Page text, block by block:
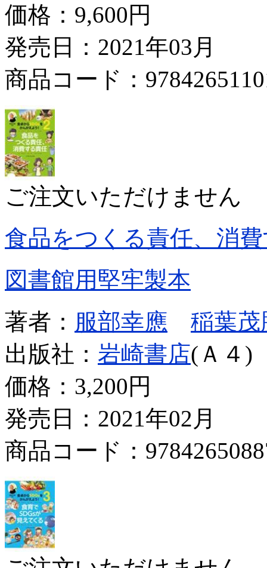
価格： 9,600円
発売日：2021年03月
商品コード：
ご注文いただけません
食品をつくる責任、消
図書館用堅牢製本
著者： 服部幸應
稲葉茂
出版社： 岩崎書店(Ａ４)
価格： 3,200円
発売日：2021年02月
商品コード：